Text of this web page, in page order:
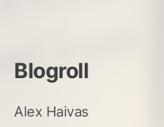
Blogroll
Alex Haivas